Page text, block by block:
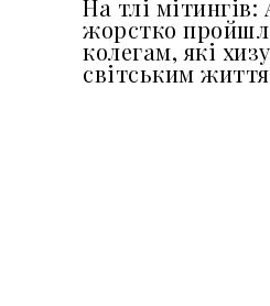
На тлі мітингів:
жорстко
колегам, які
світським